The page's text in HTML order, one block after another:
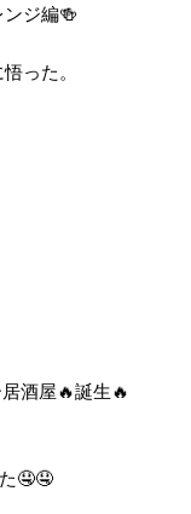
ジ編🍻
った。
酒屋🔥誕生🔥
🤤🤤